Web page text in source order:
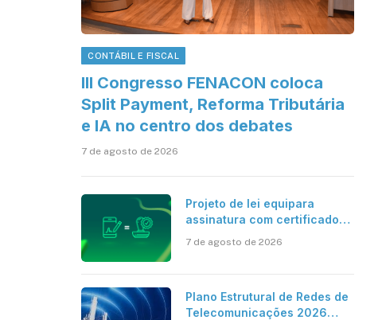
CONTÁBIL E FISCAL
III Congresso FENACON coloca
Split Payment, Reforma Tributária
e IA no centro dos debates
7 de agosto de 2026
Projeto de lei equipara
assinatura com certificado
reconhecimento de firma em
7 de agosto de 2026
Plano Estrutural de Redes de
Telecomunicações 2026